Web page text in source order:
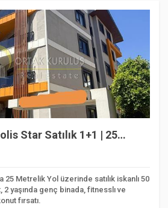
Star Satılık 1+1 | 25
25 Metrelik Yol üzerinde satılık iskanlı 50
2 yaşında genç binada, fitnesslı ve
fırsatı.